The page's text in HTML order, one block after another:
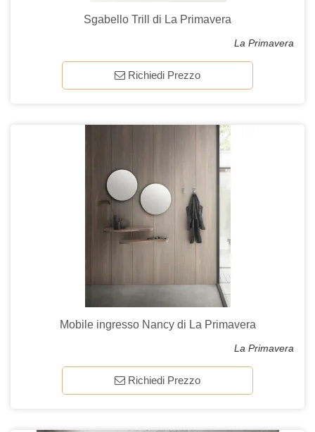
Sgabello Trill di La Primavera
La Primavera
Richiedi Prezzo
Mobile ingresso Nancy di La Primavera
La Primavera
Richiedi Prezzo